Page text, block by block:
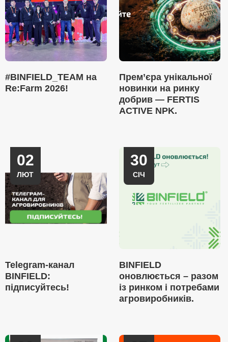
#BINFIELD_TEAM на
Re:Farm 2026!
Прем’єра унікальної
новинки на ринку
добрив — FERTIS
ACTIVE NPK.
02
ЛЮТ
Telegram-канал
BINFIELD:
підписуйтесь!
30
СІЧ
BINFIELD
оновлюється – разом
із ринком і потребами
агровиробників.